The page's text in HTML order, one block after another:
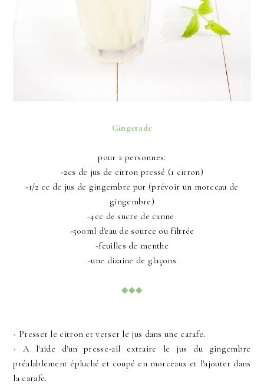
Gingerade
pour 2 personnes:
-2cs de jus de citron pressé (1 citron)
-1/2 cc de jus de gingembre pur (prévoir un morceau de
gingembre)
-4cc de sucre de canne
-500ml d'eau de source ou filtrée
-feuilles de menthe
-une dizaine de glaçons
◆◆◆
• Presser le citron et verser le jus dans une carafe.
• A l'aide d'un presse-ail extraire le jus du gingembre
préalablement épluché et coupé en morceaux et l'ajouter dans
la carafe.